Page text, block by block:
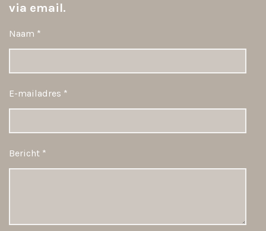
via email.
Naam *
E-mailadres *
Bericht *